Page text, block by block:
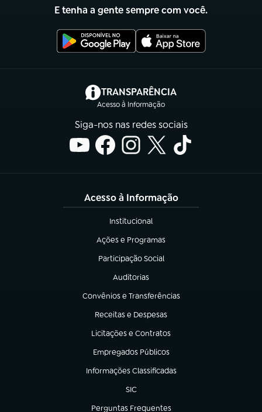
E tenha a gente sempre com você.
TRANSPARÊNCIA
Acesso à Informação
(abre em nova aba)
Siga-nos nas redes sociais
Acesso à Informação
Institucional
(abre em nova aba)
Ações e Programas
(abre em nova aba)
Participação Social
(abre em nova aba)
Auditorias
(abre em nova aba)
Convênios e Transferências
(abre em nova aba)
Receitas e Despesas
(abre em nova aba)
Licitações e Contratos
(abre em nova aba)
Empregados Públicos
(abre em nova aba)
Informações Classificadas
(abre em nova aba)
SIC
(abre em nova aba)
Perguntas Frequentes